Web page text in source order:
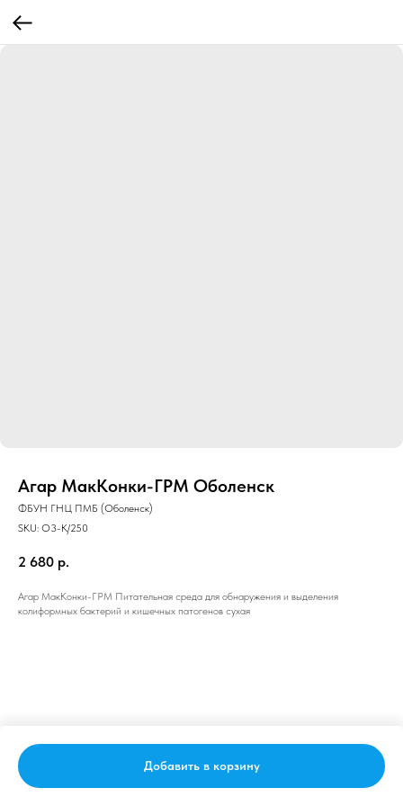
Агар МакКонки-ГРМ Оболенск
ФБУН ГНЦ ПМБ (Оболенск)
SKU: О3-К/250
2 680 р.
Добавить в корзину
Агар МакКонки-ГРМ Питательная среда для обнаружения и выделения
колиформных бактерий и кишечных патогенов сухая